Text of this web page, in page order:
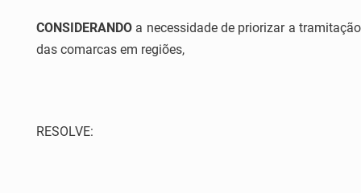
CONSIDERANDOa necessidade de priorizar a
das comarcas em regiões,
RESOLVE: